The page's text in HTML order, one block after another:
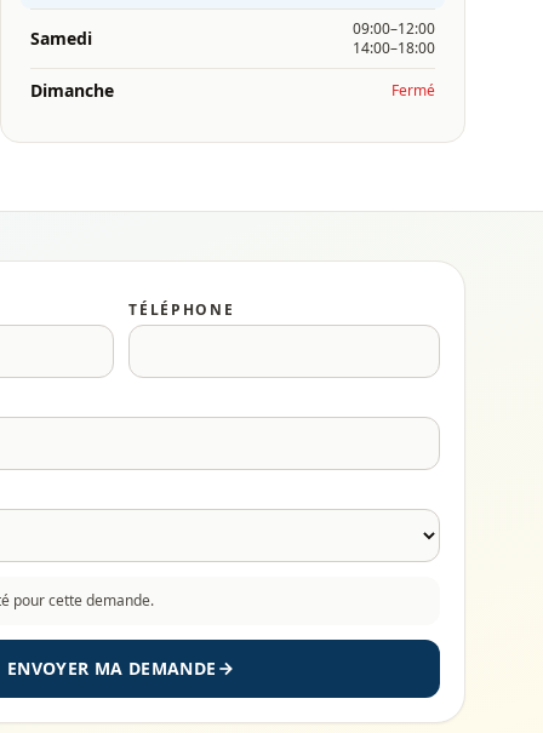
Samedi
09:00–12:00
14:00–18:00
Dimanche Fermé
TÉLÉPHONE
pour cette demande.
ENVOYER MA DEMANDE